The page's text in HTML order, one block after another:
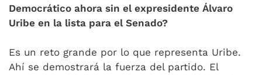
Democrático ahora sin el expresidente Álvaro
Uribe en la lista para el Senado?
Es un reto grande por lo que representa Uribe.
Ahí se demostrará la fuerza del partido. El